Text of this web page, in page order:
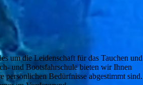
um die Leidenschaft für das Tauchen und
und Bootsfahrschule bieten wir Ihnen
persönlichen Bedürfnisse abgestimmt sind.